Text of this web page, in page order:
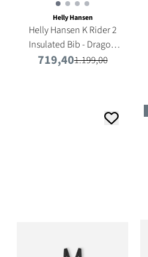
Helly Hansen
Helly Hansen K Rider 2
Insulated Bib - Dragon
...
719,401.199,00